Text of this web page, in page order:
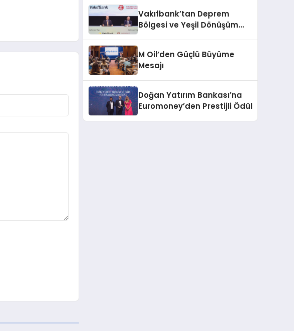
Vakıfbank’tan Deprem
Bölgesi ve Yeşil Dönüşüm
M Oil’den Güçlü Büyüme
Mesajı
Doğan Yatırım Bankası’na
Euromoney’den Prestijli Ödül